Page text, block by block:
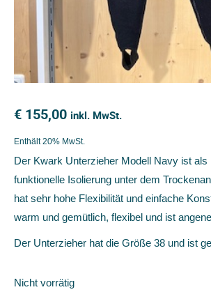
€ 155,00 inkl. MwSt.
Enthält 20% MwSt.
Der Kwark Unterzieher Modell Navy ist als
funktionelle Isolierung unter dem
hat sehr hohe Flexibilität und einfache
warm und gemütlich, flexibel und ist
Der Unterzieher hat die Größe 38 und ist
Nicht vorrätig